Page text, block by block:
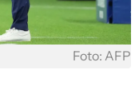
Foto: AFP